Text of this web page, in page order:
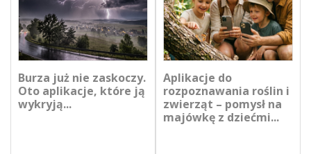
Burza już nie zaskoczy.
Oto aplikacje, które ją
wykryją...
Aplikacje do
rozpoznawania roślin i
zwierząt – pomysł na
majówkę z dziećmi...